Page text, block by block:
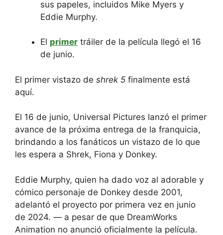
sus papeles, incluidos Mike Myers y
Eddie Murphy.
El primer tráiler de la película llegó el 16
de junio.
El primer vistazo de shrek 5 finalmente está
aquí.
El 16 de junio, Universal Pictures lanzó el primer
avance de la próxima entrega de la franquicia,
brindando a los fanáticos un vistazo de lo que
les espera a Shrek, Fiona y Donkey.
Eddie Murphy, quien ha dado voz al adorable y
cómico personaje de Donkey desde 2001,
adelantó el proyecto por primera vez en junio
de 2024. — a pesar de que DreamWorks
Animation no anunció oficialmente la película.